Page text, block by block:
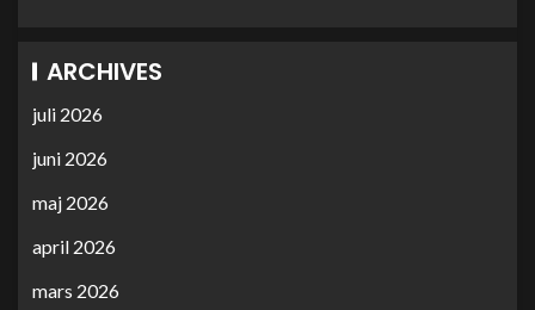
ARCHIVES
juli 2026
juni 2026
maj 2026
april 2026
mars 2026